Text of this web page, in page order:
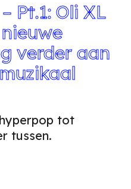
Pt.1: Oli XL
verder aan
tot
tussen.